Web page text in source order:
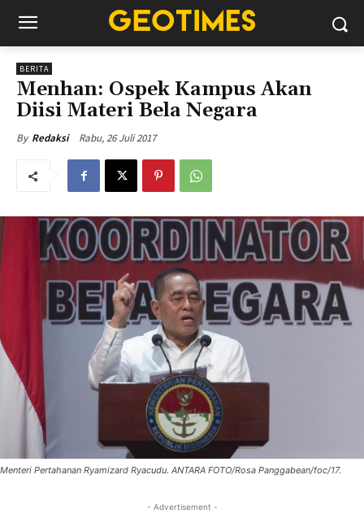
BERITA
Menhan: Ospek Kampus Akan
Diisi Materi Bela Negara
By Redaksi Rabu, 26 Juli 2017
Menteri Pertahanan Ryamizard Ryacudu. ANTARA FOTO/Rosa Panggabean/foc/17.
- Advertisement -